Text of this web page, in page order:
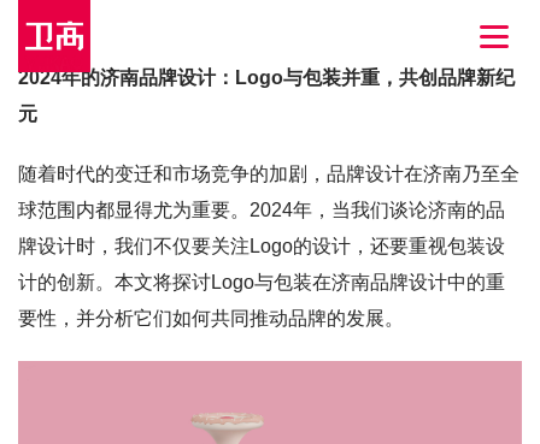
2024年的济南品牌设计：Logo与包装并重，共创品牌新纪
元
随着时代的变迁和市场竞争的加剧，品牌设计在济南乃至全
球范围内都显得尤为重要。2024年，当我们谈论济南的品
牌设计时，我们不仅要关注Logo的设计，还要重视包装设
计的创新。本文将探讨Logo与包装在济南品牌设计中的重
要性，并分析它们如何共同推动品牌的发展。